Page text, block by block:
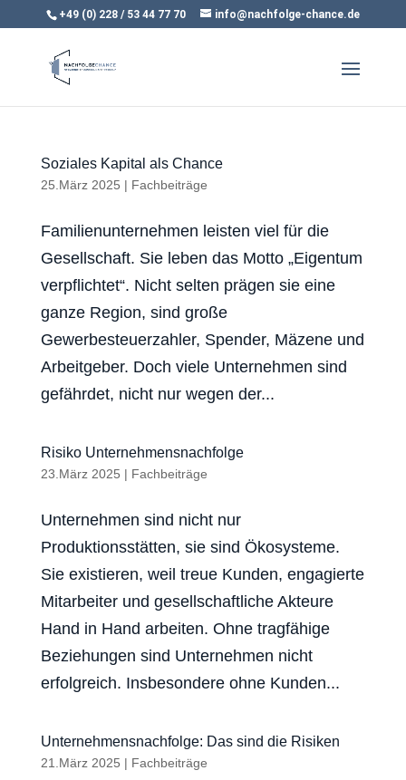
+49 (0) 228 / 53 44 77 70 info@nachfolge-chance.de
Soziales Kapital als Chance
25.März 2025 | Fachbeiträge
Familienunternehmen leisten viel für die
Gesellschaft. Sie leben das Motto „Eigentum
verpflichtet“. Nicht selten prägen sie eine
ganze Region, sind große
Gewerbesteuerzahler, Spender, Mäzene und
Arbeitgeber. Doch viele Unternehmen sind
gefährdet, nicht nur wegen der...
Risiko Unternehmensnachfolge
23.März 2025 | Fachbeiträge
Unternehmen sind nicht nur
Produktionsstätten, sie sind Ökosysteme.
Sie existieren, weil treue Kunden, engagierte
Mitarbeiter und gesellschaftliche Akteure
Hand in Hand arbeiten. Ohne tragfähige
Beziehungen sind Unternehmen nicht
erfolgreich. Insbesondere ohne Kunden...
Unternehmensnachfolge: Das sind die Risiken
21.März 2025 | Fachbeiträge